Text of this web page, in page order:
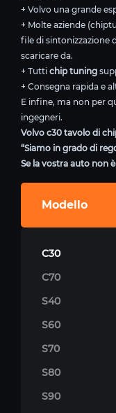
+ Volvo una grande
+ Molte aziende
file di sintonizzazione
scaricare da.
+ Tutti chip tuning
+ Consegna rapida e
E infine, ma non per
ingegneri.
Volvo c30 tavolo di
“Siamo in grado di
Se la vostra auto non
Modello
C30
C70
S40
S60
S70
S80
S90